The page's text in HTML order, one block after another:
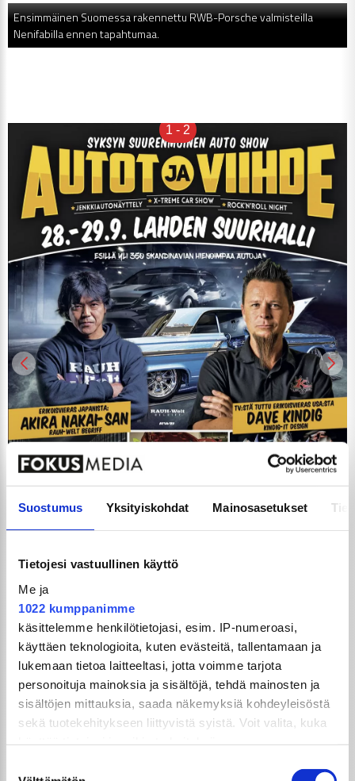
Suostumus Yksityiskohdat Mainosasetukset
Tietojesi vastuullinen käyttö
Me ja
1022 kumppanimme
käsittelemme henkilötietojasi, esim. IP-numeroasi,
käyttäen teknologioita, kuten evästeitä, tallentamaan ja
lukemaan tietoa laitteeltasi, jotta voimme tarjota
personoituja mainoksia ja sisältöjä, tehdä mainosten ja
sisältöjen mittauksia, saada näkemyksiä kohdeyleisöstä
sekä tuotekehitykseen liittyvistä syistä. Voit valita, kuka
Ensimmäinen Suomessa rakennettu RWB-Porsche valmisteilla
Nenifabilla ennen tapahtumaa.
Lataa kuva
1 - 2